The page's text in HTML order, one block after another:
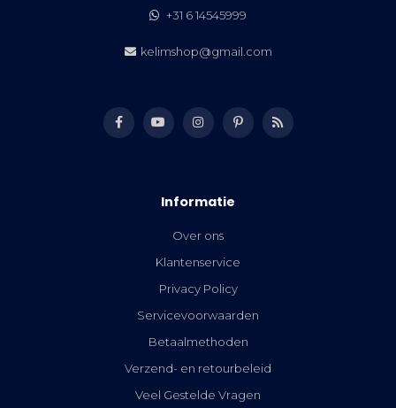
+31 6 14545999
kelimshop@gmail.com
Informatie
Over ons
Klantenservice
Privacy Policy
Servicevoorwaarden
Betaalmethoden
Verzend- en retourbeleid
Veel Gestelde Vragen